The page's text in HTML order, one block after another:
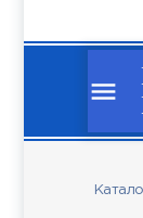
menu